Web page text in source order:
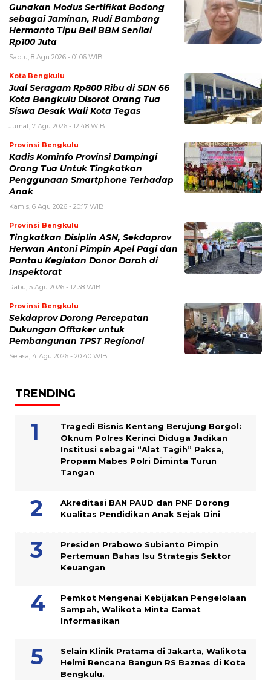
Gunakan Modus Sertifikat Bodong
sebagai Jaminan, Rudi Bambang
Hermanto Tipu Beli BBM Senilai
Rp100 Juta
Sabtu, 8 Agu 2026 - 01:06 WIB
Kota Bengkulu
Jual Seragam Rp800 Ribu di SDN 66
Kota Bengkulu Disorot Orang Tua
Siswa Desak Wali Kota Tegas
Jumat, 7 Agu 2026 - 12:48 WIB
Provinsi Bengkulu
Kadis Kominfo Provinsi Dampingi
Orang Tua Untuk Tingkatkan
Penggunaan Smartphone Terhadap
Anak
Kamis, 6 Agu 2026 - 20:17 WIB
Provinsi Bengkulu
Tingkatkan Disiplin ASN, Sekdaprov
Herwan Antoni Pimpin Apel Pagi dan
Pantau Kegiatan Donor Darah di
Inspektorat
Rabu, 5 Agu 2026 - 12:38 WIB
Provinsi Bengkulu
Sekdaprov Dorong Percepatan
Dukungan Offtaker untuk
Pembangunan TPST Regional
Selasa, 4 Agu 2026 - 20:40 WIB
TRENDING
Tragedi Bisnis Kentang Berujung Borgol:
Oknum Polres Kerinci Diduga Jadikan
Institusi sebagai “Alat Tagih” Paksa,
Propam Mabes Polri Diminta Turun
Tangan
Akreditasi BAN PAUD dan PNF Dorong
Kualitas Pendidikan Anak Sejak Dini
Presiden Prabowo Subianto Pimpin
Pertemuan Bahas Isu Strategis Sektor
Keuangan
Pemkot Mengenai Kebijakan Pengelolaan
Sampah, Walikota Minta Camat
Informasikan
Selain Klinik Pratama di Jakarta, Walikota
Helmi Rencana Bangun RS Baznas di Kota
Bengkulu.